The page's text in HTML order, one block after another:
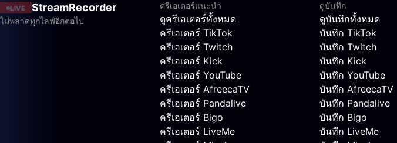
LIVE StreamRecorder
ไม่พลาดทุกไลฟ์อีกต่อไป
ครีเอเตอร์แนะนำ
ดูครีเอเตอร์ทั้งหมด
ครีเอเตอร์ TikTok
ครีเอเตอร์ Twitch
ครีเอเตอร์ Kick
ครีเอเตอร์ YouTube
ครีเอเตอร์ AfreecaTV
ครีเอเตอร์ Pandalive
ครีเอเตอร์ Bigo
ครีเอเตอร์ LiveMe
ดูบันทึก
ดูบันทึกทั้งหมด
บันทึก TikTok
บันทึก Twitch
บันทึก Kick
บันทึก YouTube
บันทึก AfreecaTV
บันทึก Pandalive
บันทึก Bigo
บันทึก LiveMe